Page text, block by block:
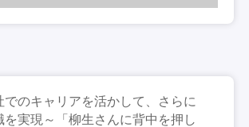
でのキャリアを活かして、さらに
を実現～「柳生さんに背中を押し